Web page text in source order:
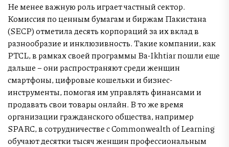
Не менее важную роль играет частный сектор.
Комиссия по ценным бумагам и биржам Пакистана
(SECP) отметила десять корпораций за их вклад в
разнообразие и инклюзивность. Такие компании, как
PTCL, в рамках своей программы Ba-Ikhtiar пошли еще
дальше – они распространяют среди женщин
смартфоны, цифровые кошельки и бизнес-
инструменты, помогая им управлять финансами и
продавать свои товары онлайн. В то же время
организации гражданского общества, например
SPARC, в сотрудничестве с Commonwealth of Learning
обучают десятки тысяч женщин профессиональным